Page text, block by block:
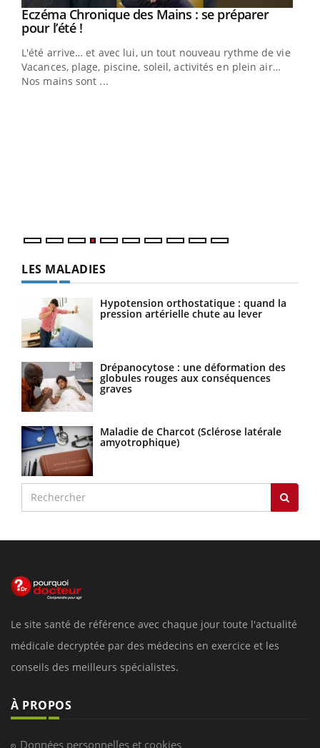
Youtube
Eczéma Chronique des Mains : se préparer
pour l’été !Youtube
L'été arrive… et avec lui, un tout nouveau rythme de vie !
Vacances, plage, piscine, soleil, activités en plein air…
Nos mains sont ...
Youtube
Diabète & Ramadan 2026Youtube
Le Ramadan approche, et, pour de nombreuses
personnes atteintes de diabète, c'est une période de
questions, de défis, mais ...
LES MALADIES
Hypotension orthostatique : quand la
pression artérielle chute au lever
Drépanocytose : une déformation des
globules rouges aux conséquences
graves
Maladie de Charcot (Sclérose latérale
amyotrophique)
Le site santé de référence avec chaque jour toute l'actualité
médicale decryptée par des médecins en exercice et les
conseils des meilleurs spécialistes.
À PROPOS
Données personnelles et cookies